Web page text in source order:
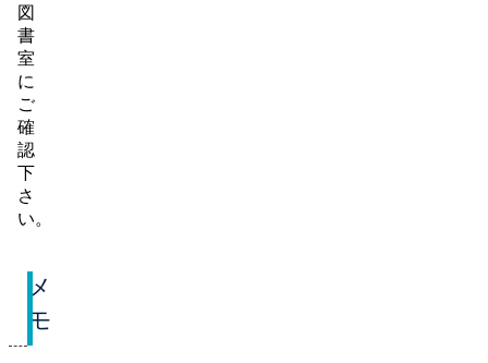
図
書
室
に
ご
確
認
下
さ
い。
メ
モ